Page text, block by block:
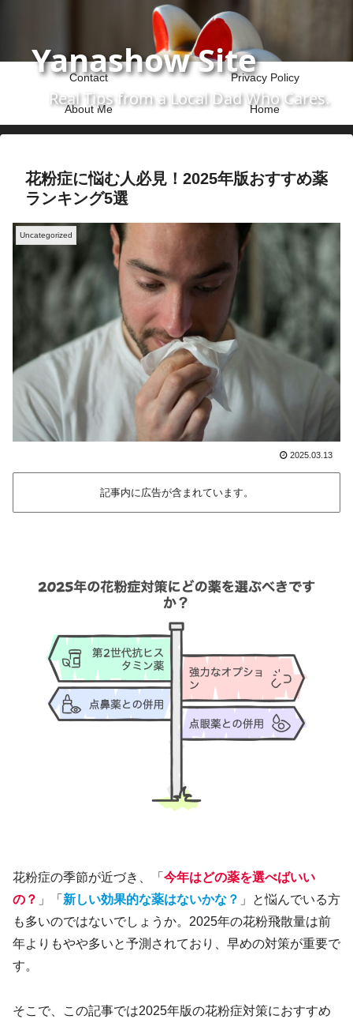
Yanashow Site
Real Tips from a Local Dad Who Cares.
Contact Privacy Policy
About Me Home
花粉症に悩む人必見！2025年版おすすめ薬
ランキング5選
Uncategorized
2025.03.13
記事内に広告が含まれています。
花粉症の季節が近づき、「 今年はどの薬を選べばいい
の？ 」「 新しい効果的な薬はないかな？ 」と悩んでいる方
も多いのではないでしょうか。2025年の花粉飛散量は前
年よりもやや多いと予測されており、早めの対策が重要で
す。
そこで、この記事では2025年版の花粉症対策におすすめ